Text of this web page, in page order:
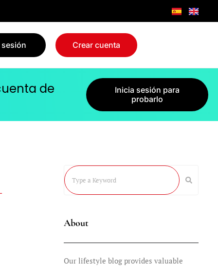
Crear cuenta
de
Inicia sesión para
probarlo
About
Our lifestyle blog provides valuable